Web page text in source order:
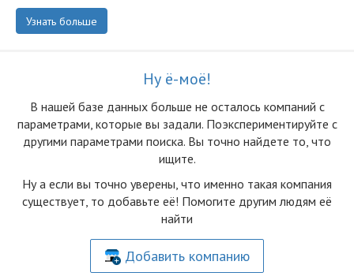
Узнать больше
Ну ё-моё!
В нашей базе данных больше не осталоcь компаний с
параметрами, которые вы задали. Поэкспериментируйте с
другими параметрами поиска. Вы точно найдете то, что
ищите.
Ну а если вы точно уверены, что именно такая компания
существует, то добавьте её! Помогите другим людям её
найти
Добавить компанию